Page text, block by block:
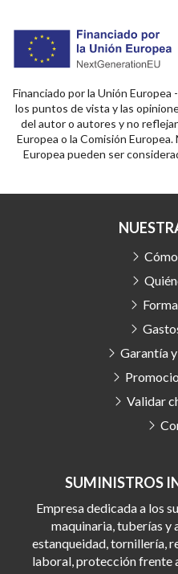
Financiado por la Unión
los puntos de vista y las
del autor o autores y no
Europea o la Comisión
Europea pueden ser
SUMINISTROS
Empresa dedicada a los
maquinaria, tuberías y
estanqueidad, tornillería,
laboral, protección frente
Garantía
Validar